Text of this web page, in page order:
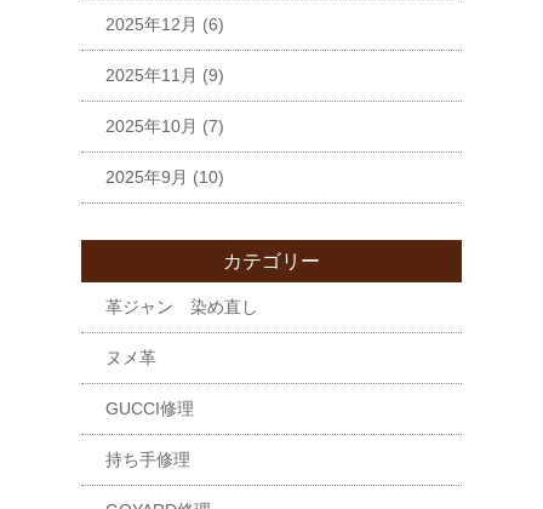
2025年12月 (6)
2025年11月 (9)
2025年10月 (7)
2025年9月 (10)
カテゴリー
革ジャン 染め直し
ヌメ革
GUCCI修理
持ち手修理